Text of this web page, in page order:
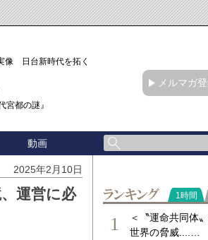
像 日台新時代を拓く
宮都の謎』
メルマガ
動画
2025年2月10日
運営に必 1時間
1
＜〝運命共同体
世界の脅威....…